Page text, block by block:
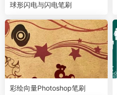
球形闪电与闪电笔刷
彩绘向量Photoshop笔刷